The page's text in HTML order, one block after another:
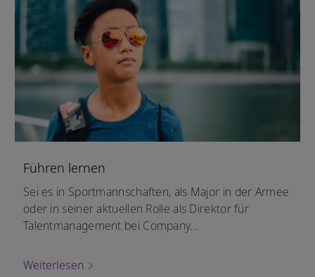
Führen lernen
Sei es in Sportmannschaften, als Major in der Armee
oder in seiner aktuellen Rolle als Direktor für
Talentmanagement bei Company...
Weiterlesen